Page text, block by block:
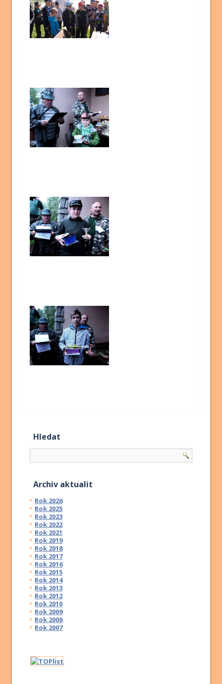
Hledat
Archiv aktualit
Rok 2026
Rok 2025
Rok 2023
Rok 2022
Rok 2021
Rok 2019
Rok 2018
Rok 2017
Rok 2016
Rok 2015
Rok 2014
Rok 2013
Rok 2012
Rok 2010
Rok 2009
Rok 2008
Rok 2007